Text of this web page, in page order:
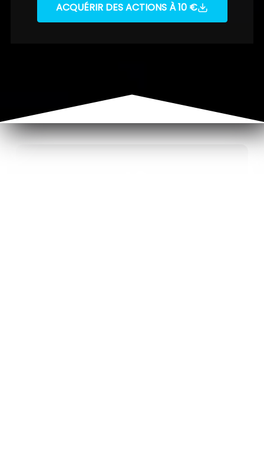
ACQUÉRIR DES ACTIONS À 10 €